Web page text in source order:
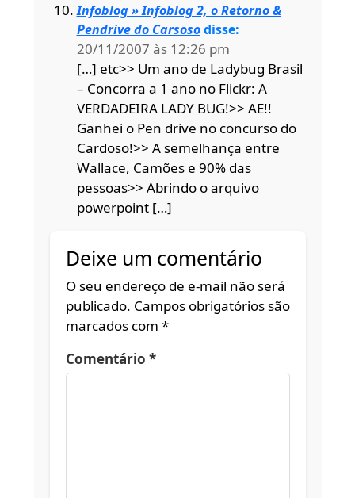
Infoblog » Infoblog 2, o Retorno &
Pendrive do Carsoso disse:
20/11/2007 às 12:26 pm
[…] etc>> Um ano de Ladybug Brasil
– Concorra a 1 ano no Flickr: A
VERDADEIRA LADY BUG!>> AE!!
Ganhei o Pen drive no concurso do
Cardoso!>> A semelhança entre
Wallace, Camões e 90% das
pessoas>> Abrindo o arquivo
powerpoint […]
Deixe um comentário
O seu endereço de e-mail não será
publicado. Campos obrigatórios são
marcados com *
Comentário *